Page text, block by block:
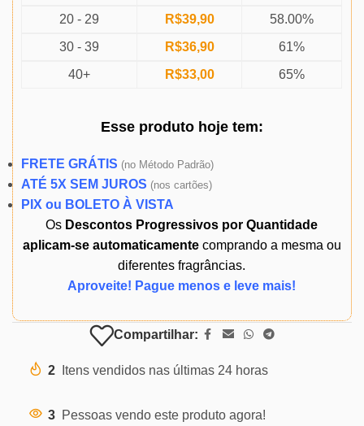
20 - 29
R$39,90
58.00%
30 - 39
R$36,90
61%
40+
R$33,00 65%
Esse produto hojetem:
FRETE GRÁTIS (no Método Padrão)
ATÉ 5X SEM JUROS (nos cartões)
PIX ou BOLETO À VISTA
Os Descontos Progressivos por Quantidade
aplicam-se automaticamentecomprando a mesma ou
diferentes fragrâncias.
Aproveite! Pague menos e leve mais!
Compartilhar:
2 Itens vendidos nas últimas 24 horas
3 Pessoas vendo este produto agora!